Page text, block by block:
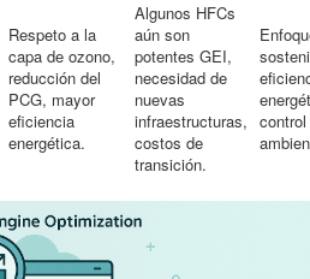
Respeto a la
capa de ozono,
reducción del
PCG, mayor
eficiencia
energética.
Algunos HFCs
aún son
potentes GEI,
necesidad de
nuevas
infraestructuras,
costos de
transición.
control